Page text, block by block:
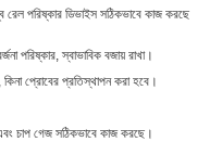
পরিষ্কার ডিভাইস সঠিকভাবে কাজ করছে
পরিষ্কার, স্বাভাবিক বজায় রাখা।
প্রোবের প্রতিস্থাপন করা হবে।
চাপ গেজ সঠিকভাবে কাজ করছে।